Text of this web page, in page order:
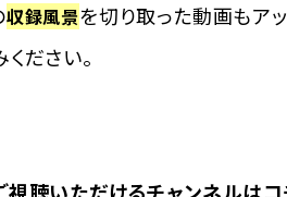
収録風景を切り取った動画もア
ださい。